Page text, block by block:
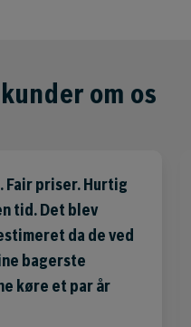
om os
Fair priser. Hurtig
tid. Det blev
da de ved
bagerste
køre et par år